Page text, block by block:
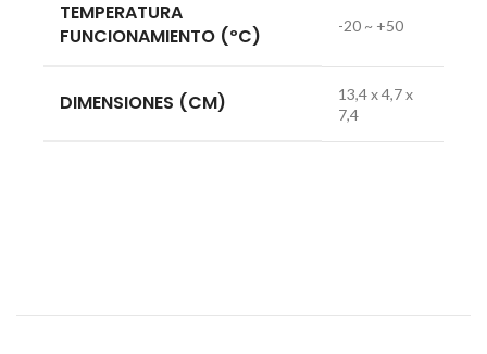
TEMPERATURA
FUNCIONAMIENTO (ºC)
-20 ~ +50
DIMENSIONES (CM)
13,4 x 4,7 x
7,4